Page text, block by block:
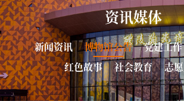
资讯媒体
新闻资讯 博物馆公告 党建工作
红色故事
社会教育 志